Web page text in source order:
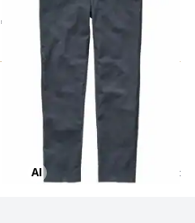
€ 119,95
AI Bild mit Hilfe von KI erstellt